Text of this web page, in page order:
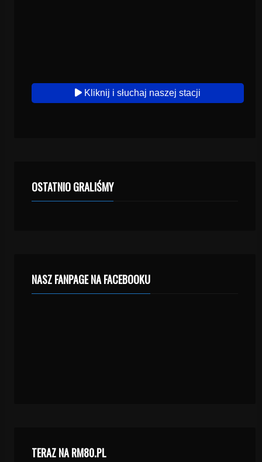
Kliknij i słuchaj naszej stacji
OSTATNIO GRALIŚMY
NASZ FANPAGE NA FACEBOOKU
TERAZ NA RM80.PL